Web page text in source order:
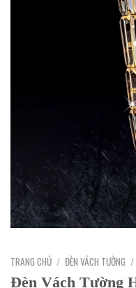
TRANG CHỦ / ĐÈN VÁCH TƯỜNG /
Đèn Vách Tường